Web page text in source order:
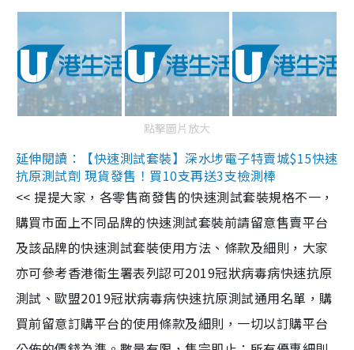
點擊圖片放大
延伸閱讀：【快速測試套裝】深水埗電子特賣城$15快速
抗原測試劑 現貨發售！買10支再送3支檢測棒
<< 提提大家，各零售商發售的快速測試套裝規格不一，
購買市面上不同品牌的快速測試套裝前請留意售賣平台
及該品牌的快速測試套裝使用方法、條款及細則，大家
亦可參考香港衞生署表列認可2019冠狀病毒病快速抗原
測試、歐盟2019冠狀病毒病快速抗原測試通用名單，購
買前留意訂購平台的使用條款及細則，一切以訂購平台